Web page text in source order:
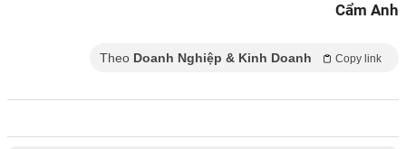
Cẩm Anh
Theo Doanh Nghiệp & Kinh Doanh Copy link